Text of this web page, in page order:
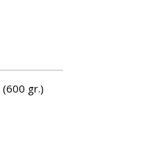
(600 gr.)